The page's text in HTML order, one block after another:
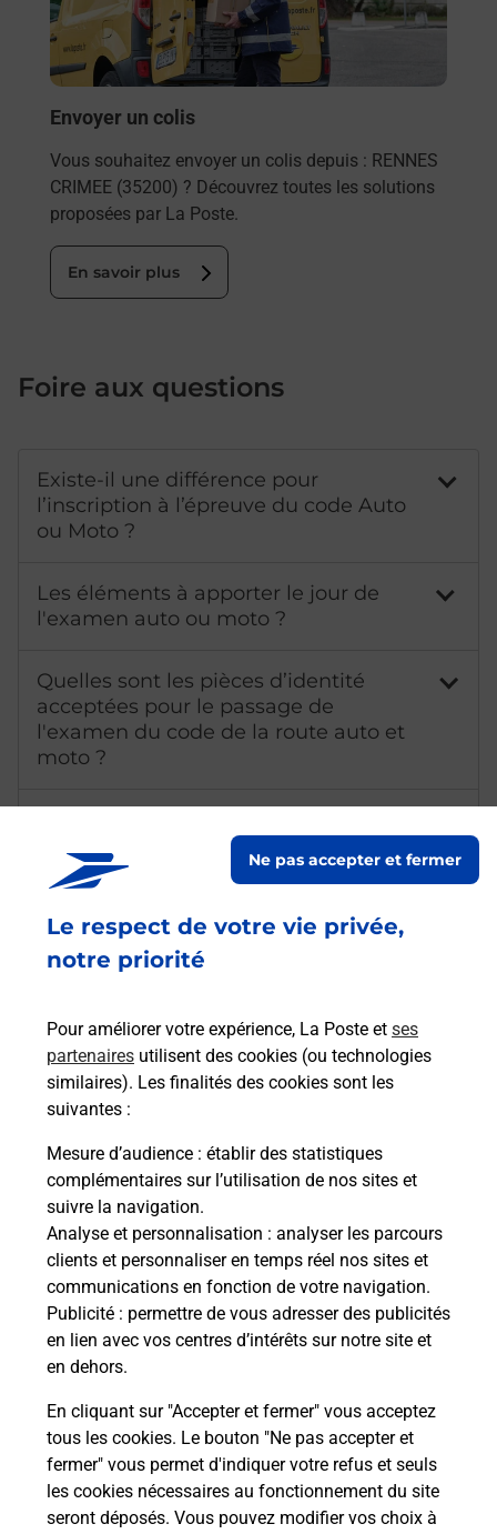
Le respect de votre vie privée,
notre priorité
Pour améliorer votre expérience, La Poste et ses
partenaires utilisent des cookies (ou technologies
similaires). Les finalités des cookies sont les
suivantes :
Mesure d’audience : établir des statistiques
complémentaires sur l’utilisation de nos sites et
suivre la navigation.
Analyse et personnalisation : analyser les parcours
clients et personnaliser en temps réel nos sites et
communications en fonction de votre navigation.
Publicité : permettre de vous adresser des publicités
en lien avec vos centres d’intérêts sur notre site et
en dehors.
En cliquant sur "Accepter et fermer" vous acceptez
tous les cookies. Le bouton "Ne pas accepter et
fermer" vous permet d'indiquer votre refus et seuls
les cookies nécessaires au fonctionnement du site
seront déposés. Vous pouvez modifier vos choix à
Ne pas accepter et fermer
Envoyer un colis
Vous souhaitez envoyer un colis depuis : RENNES
CRIMEE (35200) ? Découvrez toutes les solutions
proposées par La Poste.
En savoir plus
Foire aux questions
Existe-il une différence pour
l’inscription à l’épreuve du code Auto
ou Moto ?
Les éléments à apporter le jour de
l'examen auto ou moto ?
Quelles sont les pièces d’identité
acceptées pour le passage de
l'examen du code de la route auto et
moto ?
Combien coûte l'examen de l'épreuve
Combien de temps dure l'examen de
conduire ?
À quel âge peut-on passer l'épreuve
théorique du permis de conduire ?
Combien de fautes sont autorisées
pour réussir l'épreuve théorique du
permis de conduire ?
Comment avoir les résultats de
l'épreuve théorique du permis de
conduire ?
En Savoir Plus sur Rennes